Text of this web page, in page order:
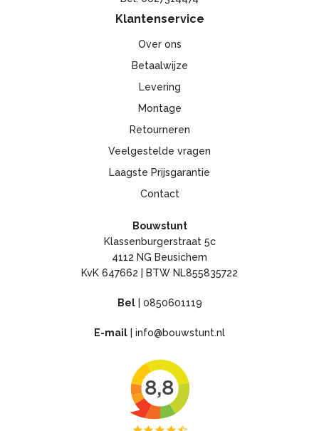
Klantenservice
Over ons
Betaalwijze
Levering
Montage
Retourneren
Veelgestelde vragen
Laagste Prijsgarantie
Contact
Bouwstunt
Klassenburgerstraat 5c
4112 NG Beusichem
KvK 647662 | BTW NL855835722
Bel| 0850601119
E-mail info@bouwstunt.nl